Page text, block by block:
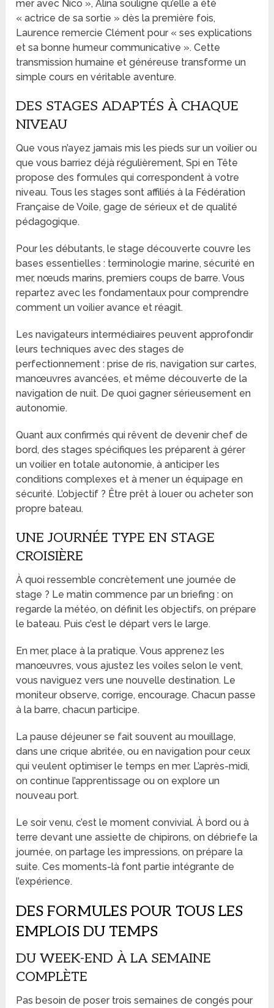
mer avec Nico », Alina souligne qu’elle a été
« actrice de sa sortie » dès la première fois,
Laurence remercie Clément pour « ses explications
et sa bonne humeur communicative ». Cette
transmission humaine et généreuse transforme un
simple cours en véritable aventure.
DES STAGES ADAPTÉS À CHAQUE
NIVEAU
Que vous n’ayez jamais mis les pieds sur un voilier ou
que vous barriez déjà régulièrement, Spi en Tête
propose des formules qui correspondent à votre
niveau. Tous les stages sont affiliés à la Fédération
Française de Voile, gage de sérieux et de qualité
pédagogique.
Pour les débutants, le stage découverte couvre les
bases essentielles : terminologie marine, sécurité en
mer, nœuds marins, premiers coups de barre. Vous
repartez avec les fondamentaux pour comprendre
comment un voilier avance et réagit.
Les navigateurs intermédiaires peuvent approfondir
leurs techniques avec des stages de
perfectionnement : prise de ris, navigation sur cartes,
manœuvres avancées, et même découverte de la
navigation de nuit. De quoi gagner sérieusement en
autonomie.
Quant aux confirmés qui rêvent de devenir chef de
bord, des stages spécifiques les préparent à gérer
un voilier en totale autonomie, à anticiper les
conditions complexes et à mener un équipage en
sécurité. L’objectif ? Être prêt à louer ou acheter son
propre bateau.
UNE JOURNÉE TYPE EN STAGE
CROISIÈRE
À quoi ressemble concrètement une journée de
stage ? Le matin commence par un briefing : on
regarde la météo, on définit les objectifs, on prépare
le bateau. Puis c’est le départ vers le large.
En mer, place à la pratique. Vous apprenez les
manœuvres, vous ajustez les voiles selon le vent,
vous naviguez vers une nouvelle destination. Le
moniteur observe, corrige, encourage. Chacun passe
à la barre, chacun participe.
La pause déjeuner se fait souvent au mouillage,
dans une crique abritée, ou en navigation pour ceux
qui veulent optimiser le temps en mer. L’après-midi,
on continue l’apprentissage ou on explore un
nouveau port.
Le soir venu, c’est le moment convivial. À bord ou à
terre devant une assiette de chipirons, on débriefe la
journée, on partage les impressions, on prépare la
suite. Ces moments-là font partie intégrante de
l’expérience.
DES FORMULES POUR TOUS LES
EMPLOIS DU TEMPS
DU WEEK-END À LA SEMAINE
COMPLÈTE
Pas besoin de poser trois semaines de congés pour